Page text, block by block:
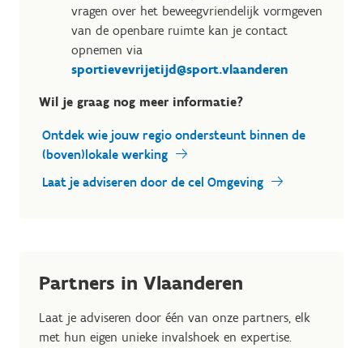
vragen over het beweegvriendelijk vormgeven
van de openbare ruimte kan je contact
opnemen via
sportievevrijetijd@sport.vlaanderen
Wil je graag nog meer informatie?
Ontdek wie jouw regio ondersteunt binnen de
(boven)lokale werking
Laat je adviseren door de cel Omgeving
Partners in Vlaanderen
Laat je adviseren door één van onze partners, elk
met hun eigen unieke invalshoek en expertise.